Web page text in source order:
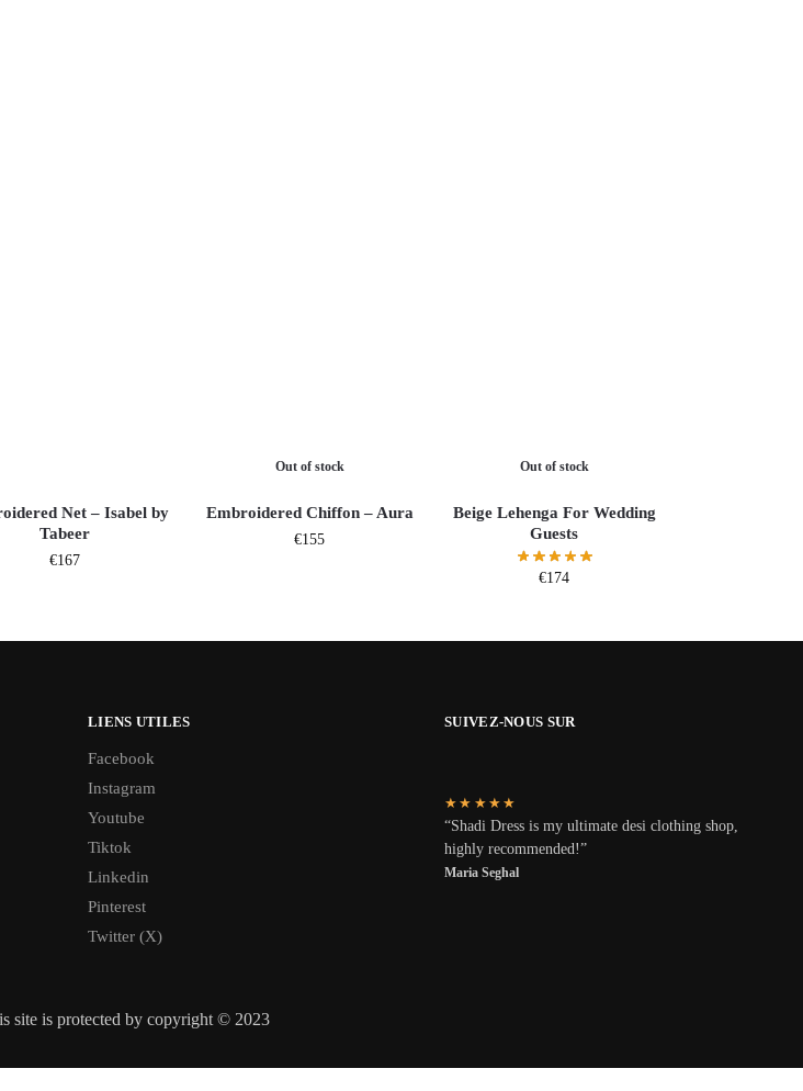
Net – Isabel by
Tabeer
€167
Out of stock
Embroidered Chiffon – Aura
€155
Out of stock
Beige Lehenga For Wedding
Guests
€174
LIENS UTILES
Facebook
Instagram
Youtube
Tiktok
Linkedin
Pinterest
Twitter (X)
SUIVEZ-NOUS SUR
★★★★★
“Shadi Dress is my ultimate desi clothing shop,
highly recommended!”
Maria Seghal
site is protected by copyright © 2023